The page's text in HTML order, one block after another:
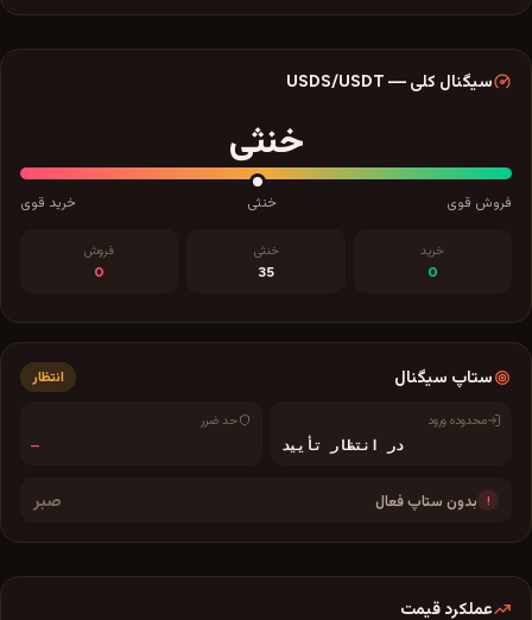
سیگنال کلی —
USDS/USDT
خنثی
فروش قوی خنثی خرید قوی
خرید
0
خنثی
35
فروش
0
ستاپ سیگنال انتظار
محدوده ورود
در انتظار تأیید
حد ضرر
—
! بدون ستاپ فعال صبر
عملکرد قیمت